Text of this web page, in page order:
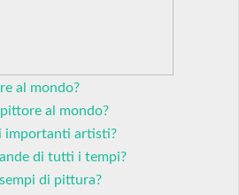
al mondo?
al mondo?
importanti artisti?
di tutti i tempi?
di pittura?